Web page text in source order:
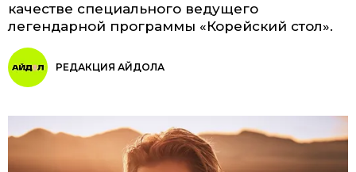
качестве специального ведущего
легендарной программы «Корейский стол».
РЕДАКЦИЯ АЙДОЛА